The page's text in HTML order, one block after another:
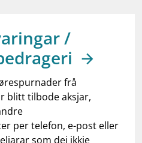
/
frå
blitt tilbode aksjar,
per telefon, e-post eller
som dei ikkje